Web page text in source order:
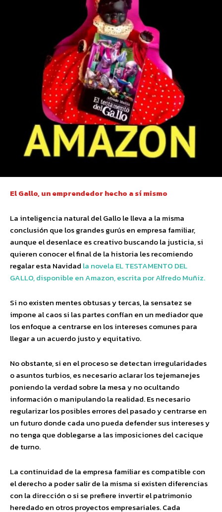
El Gallo, un emprendedor hecho a sí mismo
La inteligencia natural del Gallo le lleva a la misma
conclusión que los grandes gurús en empresa familiar,
aunque el desenlace es creativo buscando la justicia, si
quieren conocer el final de la historia les recomiendo
regalar esta Navidad la novela EL TESTAMENTO DEL
GALLO, disponible en Amazon, escrita por Alfredo Muñiz.
Si no existen mentes obtusas y tercas, la sensatez se
impone al caos si las partes confían en un mediador que
los enfoque a centrarse en los intereses comunes para
llegar a un acuerdo justo y equitativo.
No obstante, si en el proceso se detectan irregularidades
o asuntos turbios, es necesario aclarar los tejemanejes
poniendo la verdad sobre la mesa y no ocultando
información o manipulando la realidad. Es necesario
regularizar los posibles errores del pasado y centrarse en
un futuro donde cada uno pueda defender sus intereses y
no tenga que doblegarse a las imposiciones del cacique
de turno.
La continuidad de la empresa familiar es compatible con
el derecho a poder salir de la misma si existen diferencias
con la dirección o si se prefiere invertir el patrimonio
heredado en otros proyectos empresariales. Cada